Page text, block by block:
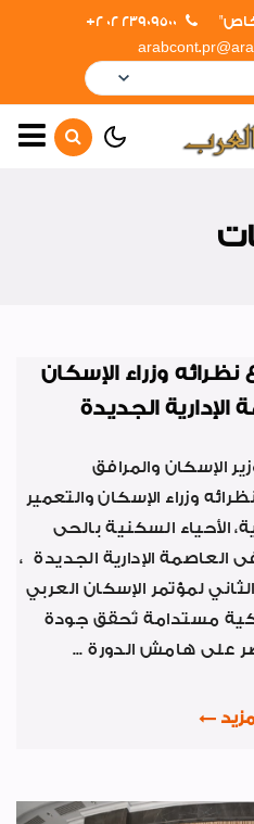
23909500 02 2+
لوحة شرف
أخبار من هنا وهناك
السلامة والصحة المهنية
صور من العدد
رياضة
وزراء الإسكان
الإدارية الجديدة
الإسكان والمرافق
وزراء الإسكان والتعمير
الأحياء السكنية بالحى
العاصمة الإدارية الجديدة ،
لمؤتمر الإسكان العربي
مستدامة تُحقق جودة
على هامش الدورة ...